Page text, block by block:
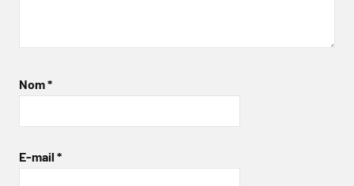
Nom*
E-mail *